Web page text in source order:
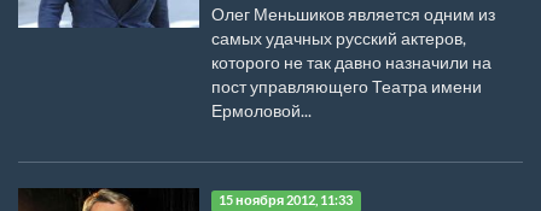
Олег Меньшиков является одним из
самых удачных русский актеров,
которого не так давно назначили на
пост управляющего Театра имени
Ермоловой...
15 ноября 2012, 11:33